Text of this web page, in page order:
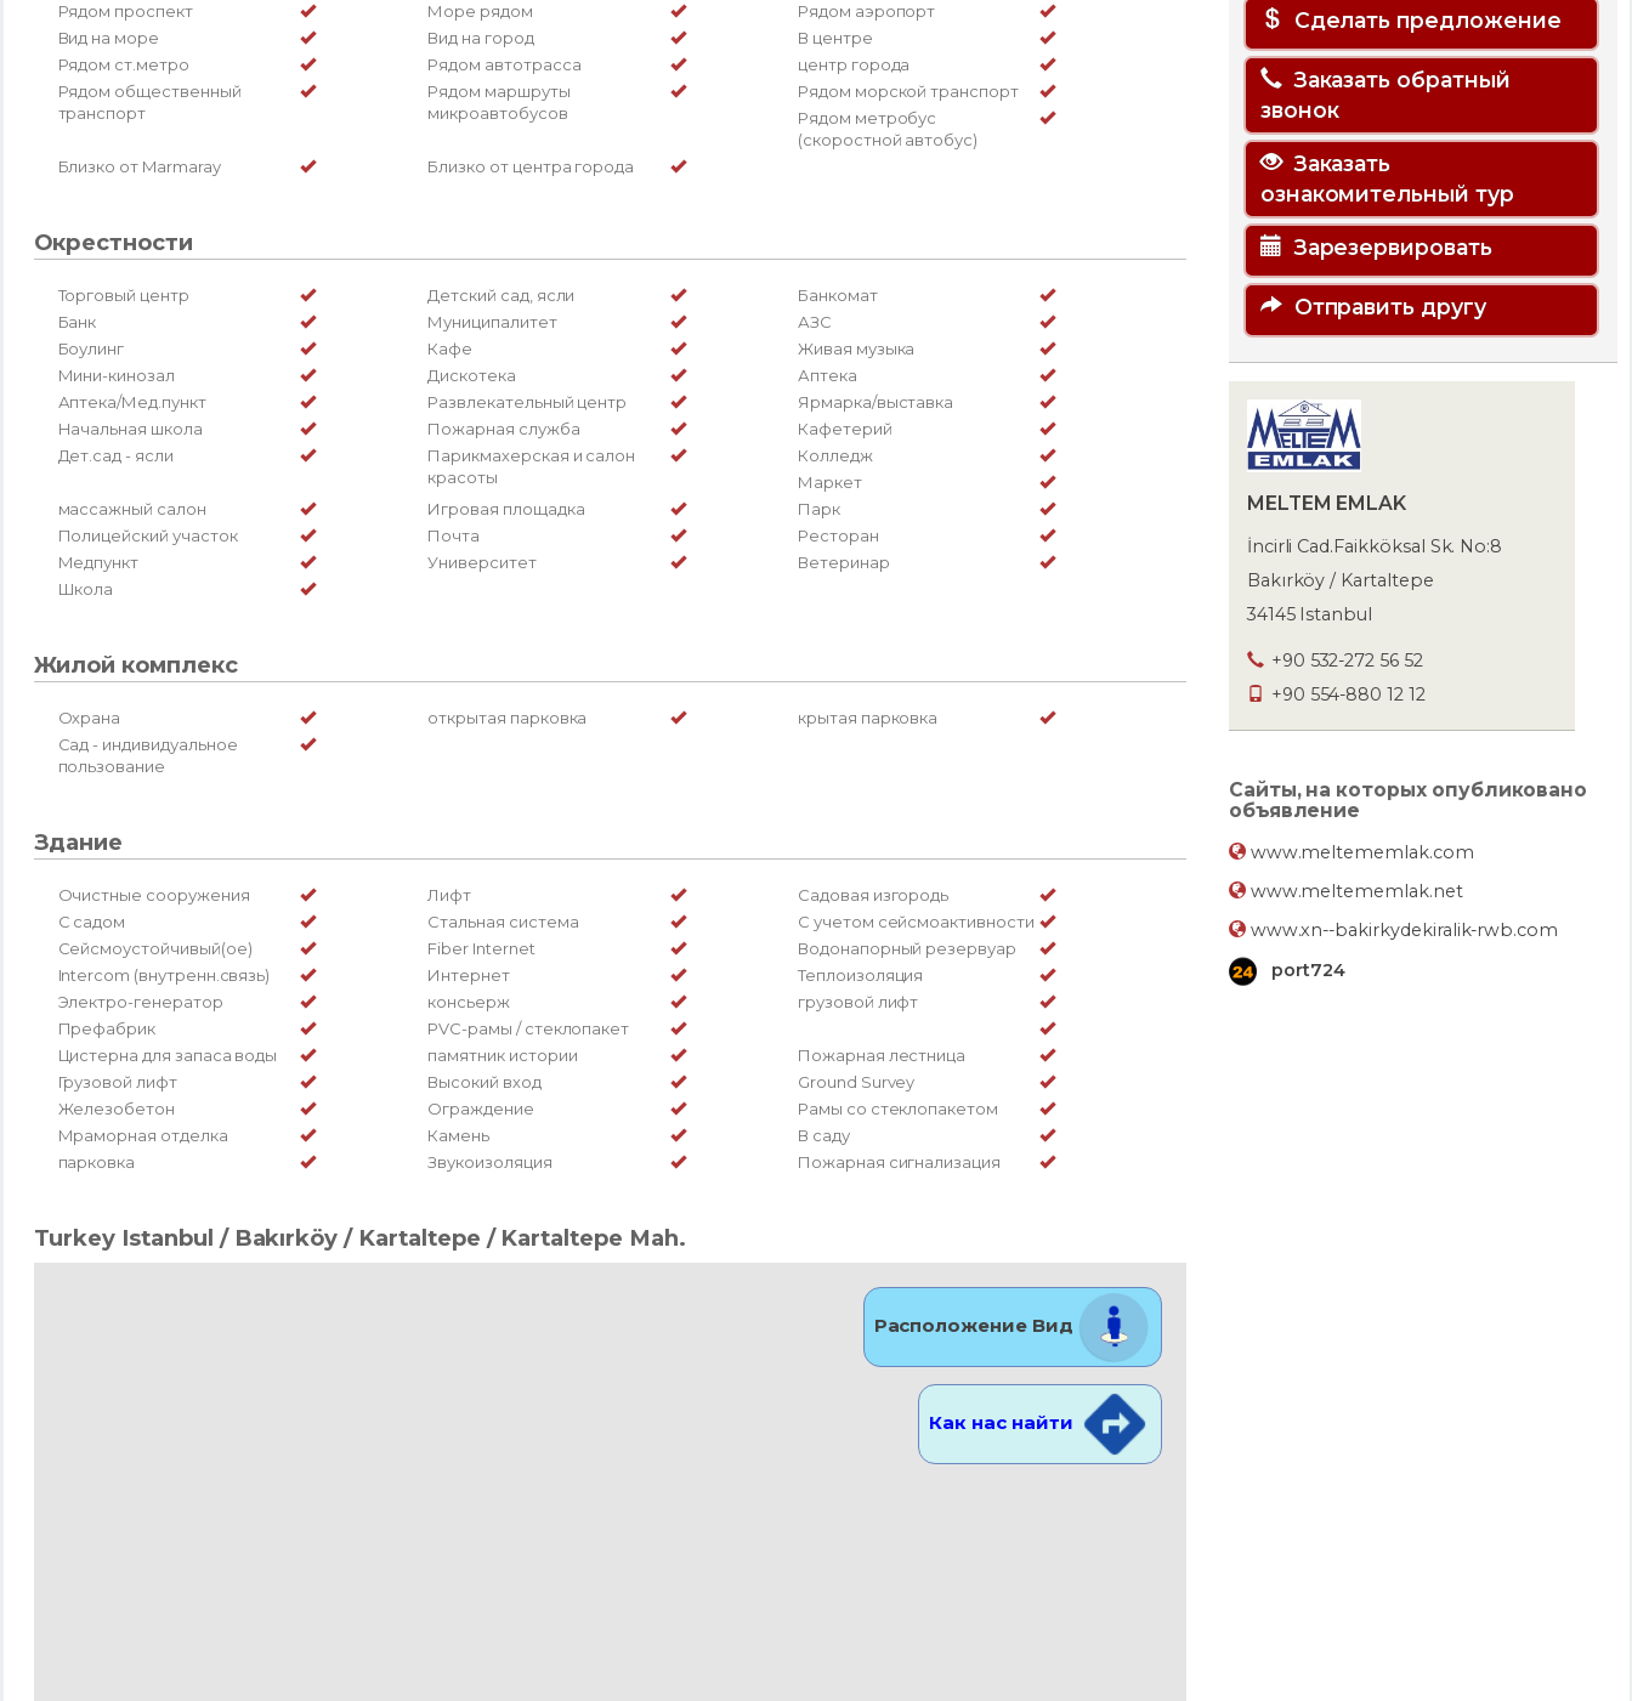
Рядом проспект Море рядом
Рядом аэропорт
Вид на море
Вид на город
В центре
Рядом ст.метро
Рядом автотрасса
центр города
Рядом общественный
транспорт
Рядом маршруты
микроавтобусов
Рядом морской транспорт
Рядом метробус
(скоростной автобус)
Близко от Marmaray
Близко от центра города
Окрестности
Торговый центр Детский сад, ясли
Банкомат
Банк
Муниципалитет
АЗС
Боулинг
Кафе
Живая музыка
Мини-кинозал
Дискотека
Аптека
Аптека/Мед.пункт
Развлекательный центр
Ярмарка/выставка
Начальная школа
Пожарная служба
Кафетерий
Дет.сад - ясли
Парикмахерская и салон
красоты
Колледж
Маркет
массажный салон
Игровая площадка
Парк
Полицейский участок
Почта
Ресторан
Медпункт
Университет
Ветеринар
Школа
Жилой комплекс
Охрана открытая парковка
крытая парковка
Сад - индивидуальное
пользование
Здание
Очистные сооружения Лифт
Садовая изгородь
С садом
Стальная система
С учетом сейсмоактивности
Сейсмоустойчивый(ое)
Fiber Internet
Водонапорный резервуар
Intercom (внутренн.связь)
Интернет
Теплоизоляция
Электро-генератор
консьерж
грузовой лифт
Префабрик
PVC-рамы / стеклопакет
Цистерна для запаса воды
памятник истории
Пожарная лестница
Грузовой лифт
Высокий вход
Ground Survey
Железобетон
Ограждение
Рамы со стеклопакетом
Мраморная отделка
Камень
В саду
парковка
Звукоизоляция Пожарная сигнализация
Turkey Istanbul / Bakırköy / Kartaltepe / Kartaltepe Mah.
Расположение Вид
Как нас найти
Сделать предложение
Заказать обратный
звонок
Заказать
ознакомительный тур
Зарезервировать
Отправить другу
MELTEM EMLAK
İncirli Cad.Faikköksal Sk. No:8
Bakırköy / Kartaltepe
34145 Istanbul
+90 532-272 56 52
+90 554-880 12 12
Сайты, на которых опубликовано
объявление
www.meltememlak.com
www.meltememlak.net
www.xn--bakirkydekiralik-rwb.com
port724